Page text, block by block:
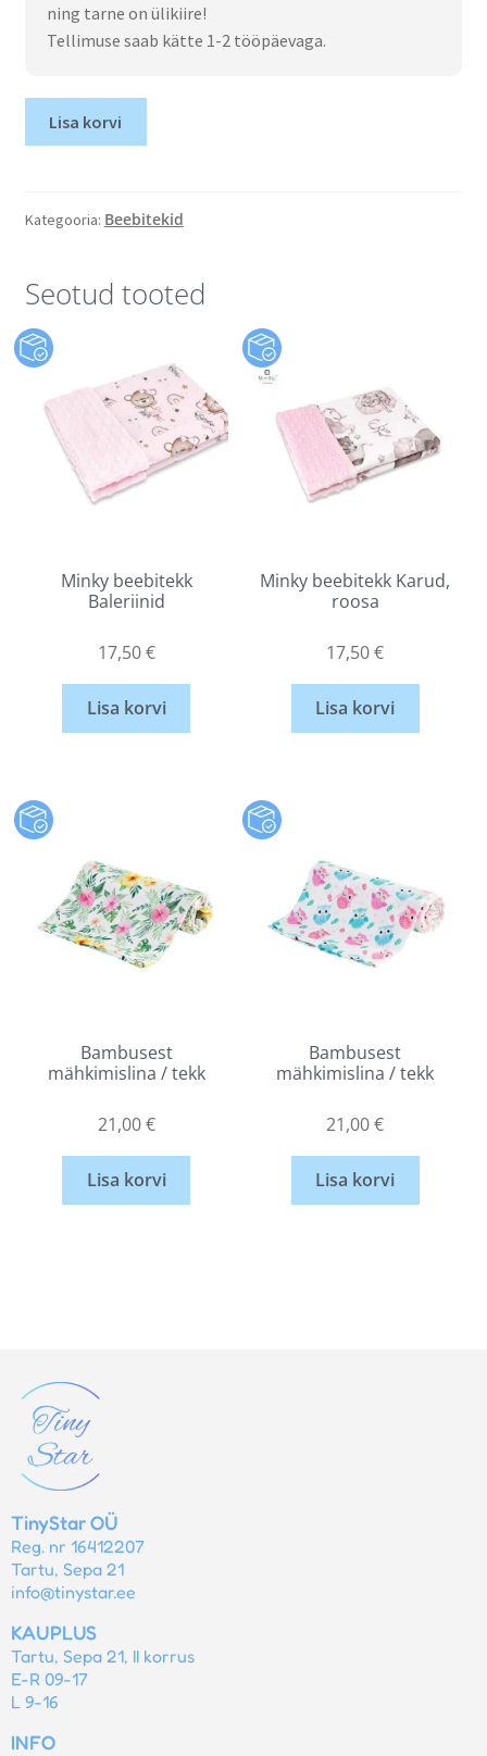
ning tarne on ülikiire!
Tellimuse saab kätte 1-2 tööpäevaga.
Lisa korvi
Kategooria: Beebitekid
Seotud tooted
Minky beebitekk
Baleriinid
17,50€
Lisa korvi
Minky beebitekk Karud,
roosa
17,50€
Lisa korvi
Bambusest
mähkimislina / tekk
21,00€
Lisa korvi
Bambusest
mähkimislina / tekk
21,00€
Lisa korvi
TinyStar OÜ
Reg. nr 16412207
Tartu, Sepa 21
info@tinystar.ee
KAUPLUS
Tartu, Sepa 21, II korrus
E-R 09-17
L 9-16
INFO